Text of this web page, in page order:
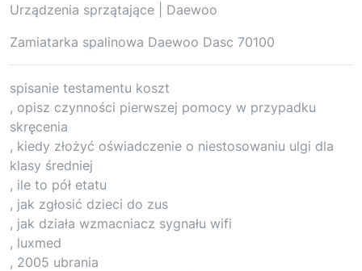
Urządzenia sprzątające | Daewoo
Zamiatarka spalinowa Daewoo Dasc 70100
spisanie testamentu koszt
, opisz czynności pierwszej pomocy w przypadku
skręcenia
, kiedy złożyć oświadczenie o niestosowaniu ulgi dla
klasy średniej
, ile to pół etatu
, jak zgłosić dzieci do zus
, jak działa wzmacniacz sygnału wifi
, luxmed
, 2005 ubrania